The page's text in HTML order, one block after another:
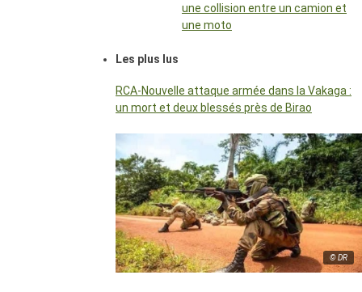
une collision entre un camion et
une moto
Les plus lus
RCA-Nouvelle attaque armée dans la Vakaga :
un mort et deux blessés près de Birao
© DR